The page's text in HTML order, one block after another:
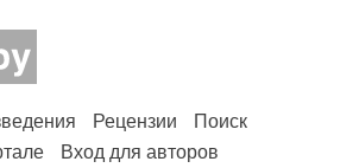
Рецензии
Поиск
Вход для авторов